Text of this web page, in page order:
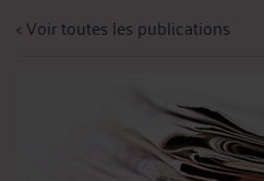
< Voir toutes les publications